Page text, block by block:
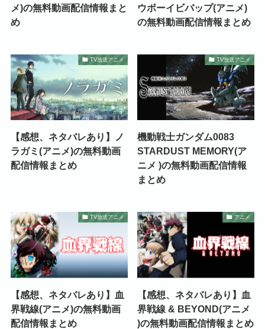
メ)の無料動画配信情報まと
め
ウボーイビバップ(アニメ)
の無料動画配信情報まとめ
TV放送アニメ
【感想、ネタバレあり】ノ
ラガミ(アニメ)の無料動画
配信情報まとめ
TV放送アニメ
機動戦士ガンダム0083
STARDUST MEMORY(ア
ニメ )の無料動画配信情報
まとめ
TV放送アニメ
【感想、ネタバレあり】血
界戦線(アニメ)の無料動画
配信情報まとめ
アニメ
【感想、ネタバレあり】血
界戦線 & BEYOND(アニメ
)の無料動画配信情報まとめ